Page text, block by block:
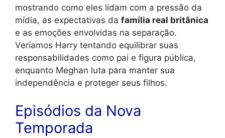
mostrando como eles lidam com a pressão da
mídia, as expectativas da família real britânica
e as emoções envolvidas na separação.
Veríamos Harry tentando equilibrar suas
responsabilidades como pai e figura pública,
enquanto Meghan luta para manter sua
independência e proteger seus filhos.
Episódios da Nova
Temporada